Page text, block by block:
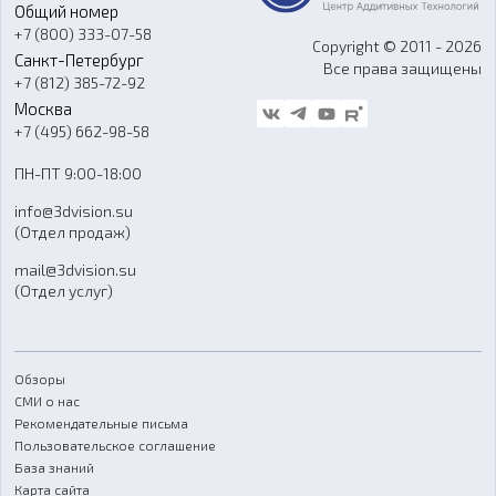
Программное обеспечение
Ремонт и услуги
О компании
Контакты
Гос. закупки
Стать дилером
Блог
FAQ
Общий номер
+7 (800) 333-07-58
Санкт-Петербург
+7 (812) 385-72-92
Москва
+7 (495) 662-98-58
ПН-ПТ 9:00-18:00
info@3dvision.su
(Отдел продаж)
mail@3dvision.su
(Отдел услуг)
Copyright © 2011 - 2026
Все права защищены
Обзоры
СМИ о нас
Рекомендательные письма
Пользовательское соглашение
База знаний
Карта сайта